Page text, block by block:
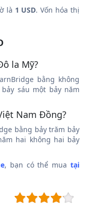
là 1 USD. Vốn hóa thị
la Mỹ?
bằng không
sáu một bảy năm
Nam Đồng?
bằng bảy trăm bảy
hai không hai bảy
, bạn có thể muatại